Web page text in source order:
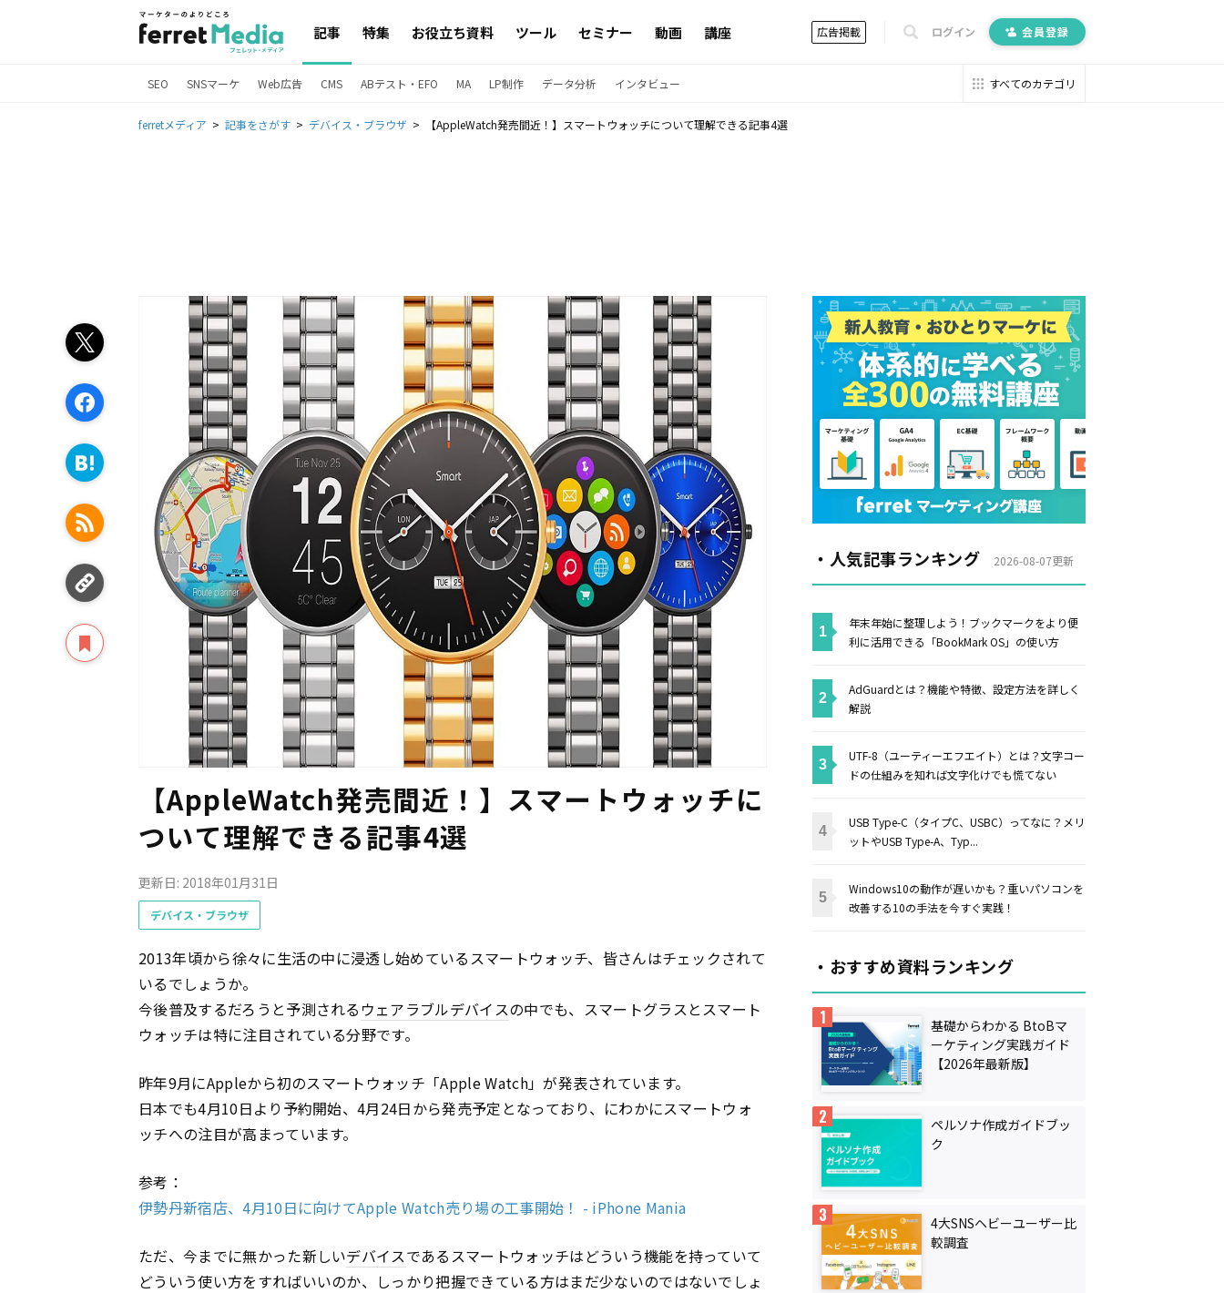
記事 特集 お役立ち資料 ツール セミナー 動画 講座 広告掲載 ログイン 会員登録
SEO SNSマーケ Web広告 CMS ABテスト・EFO MA LP制作 データ分析 インタビュー すべてのカテゴリ
ferretメディア 記事をさがす デバイス・ブラウザ 【AppleWatch発売間近！】スマートウォッチについて理解できる記事4選
【AppleWatch発売間近！】スマートウォッチに
ついて理解できる記事4選
更新日: 2018年01月31日
デバイス・ブラウザ
2013年頃から徐々に生活の中に浸透し始めているスマートウォッチ、皆さんはチェックされて
いるでしょうか。
今後普及するだろうと予測される ウェアラブルデバイスの中でも、スマートグラスとスマート
ウォッチは特に注目されている分野です。
昨年9月にAppleから初のスマートウォッチ「Apple Watch」が発表されています。
日本でも4月10日より予約開始、4月24日から発売予定となっており、にわかにスマートウォ
ッチへの注目が高まっています。
参考：
伊勢丹新宿店、4月10日に向けてApple Watch売り場の工事開始！ - iPhone Mania
ただ、今までに無かった新しいデバイスであるスマートウォッチはどういう機能を持っていて
どういう使い方をすればいいのか、しっかり把握できている方はまだ少ないのではないでしょ
・人気記事ランキング 2026-08-07更新
年末年始に整理しよう！ブックマークをより便
利に活用できる「BookMark OS」の使い方
AdGuardとは？機能や特徴、設定方法を詳しく
解説
UTF-8（ユーティーエフエイト）とは？文字コー
ドの仕組みを知れば文字化けでも慌てない
USB Type-C（タイプC、USBC）ってなに？メリ
ットやUSB Type-A、Typ...
Windows10の動作が遅いかも？重いパソコンを
改善する10の手法を今すぐ実践！
・おすすめ資料ランキング
基礎からわかる BtoBマ
ーケティング実践ガイド
【2026年最新版】
ペルソナ作成ガイドブッ
ク
4大SNSヘビーユーザー比
較調査